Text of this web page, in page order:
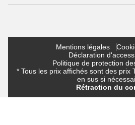
Mentions légales
Déclaration
Politique de protection
* Tous les prix affichés sont des prix
en sus si
Rétraction du